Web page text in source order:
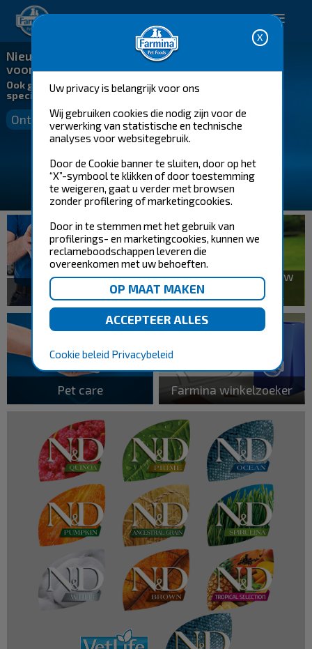
Uw privacy is belangrijk voor ons
Wij gebruiken cookies die nodig zijn voor de
verwerking van statistische en technische
analyses voor websitegebruik.
Door de Cookie banner te sluiten, door op het
“X”-symbool te klikken of door toestemming
te weigeren, gaat u verder met browsen
zonder profilering of marketingcookies.
Door in te stemmen met het gebruik van
profilerings- en marketingcookies, kunnen we
reclameboodschappen leveren die
overeenkomen met uw behoeften.
Cookie beleid Privacybeleid
Happy pet. Happy you.
Nieuw! Romige snacks
voor katten
Ook geschikt voor katten met
speciale voedingsbehoeften
Ontdek ze nu!
Gratis advies van jouw
voedingsconsulent
Pet care Farmina winkelzoeker